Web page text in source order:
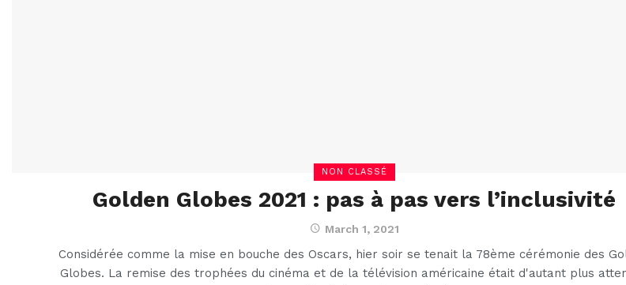
NON CLASSÉ
Golden Globes 2021 : pas à pas vers l’inclusivité
March 1, 2021
Considérée comme la mise en bouche des Oscars, hier soir se tenait la 78ème cérémonie des
Globes. La remise des trophées du cinéma et de la télévision américaine était d'autant plus